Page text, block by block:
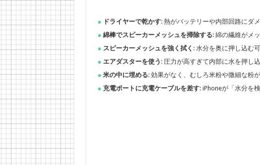
ドライヤーで乾かす: 熱がバッテリーや内部回路にダ
綿棒でスピーカーメッシュを掃除する: 綿の繊維がメ
スピーカーメッシュを強く拭く : 水分を奥に押し込む
エアダスターを使う : 圧力が高すぎて内部に水を押し
米の中に埋める: 効果がなく、むしろ米粉や微細な粉
充電ポートに充電ケーブルを差す: iPhoneが「水分を